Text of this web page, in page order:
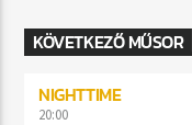
KÖVETKEZŐ MŰSOR
NIGHTTIME
20:00